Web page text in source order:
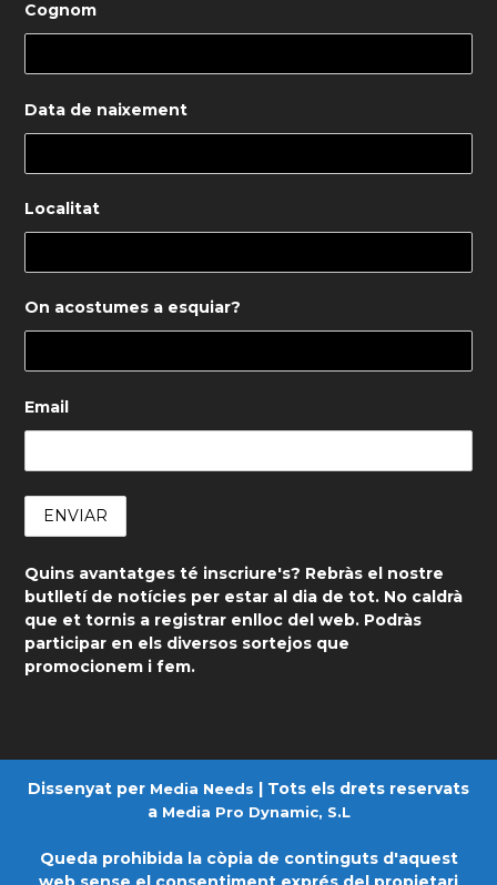
Cognom
Data de naixement
Localitat
On acostumes a esquiar?
Email
Quins avantatges té inscriure's? Rebràs el nostre
butlletí de notícies per estar al dia de tot. No caldrà
que et tornis a registrar enlloc del web. Podràs
participar en els diversos sortejos que
promocionem i fem.
Dissenyat per Media Needs | Tots els drets reservats
a Media Pro Dynamic, S.L
Queda prohibida la còpia de continguts d'aquest